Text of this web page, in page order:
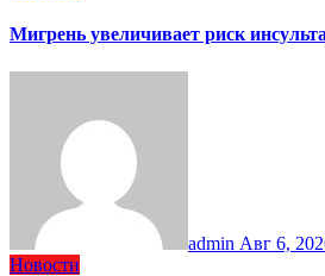
Мигрень увеличивает риск
admin Авг 6,
Новости